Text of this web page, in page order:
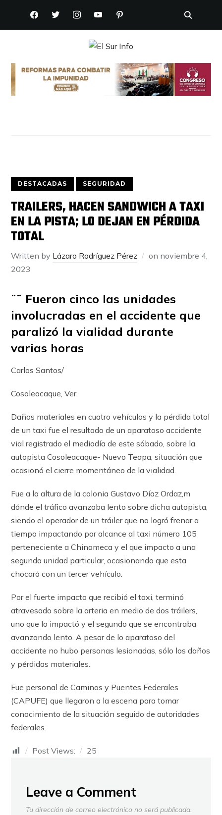
FACEBOOKTWITTERINSTAGRAMYOUTUBEPINTEREST
DESTACADAS SEGURIDAD
TRAILERS, HACEN SANDWICH A TAXI
EN LA PISTA; LO DEJAN EN PÉRDIDA
TOTAL
Written by Lázaro Rodríguez Pérez on noviembre 4,
2023
¨¨ Fueron cinco las unidades
involucradas en el accidente que
paralizó la vialidad durante
varias horas
Carlos Santos/
Cosoleacaque, Ver.
Daños materiales en cuatro vehículos y la pérdida total
de un taxi fue el resultado de un aparatoso accidente
vial registrado el mediodía de este sábado, sobre la
autopista Cosoleacaque- Nuevo Teapa, situación que
ocasionó el cierre momentáneo de la vialidad.
Fue a la altura de la colonia Gustavo Díaz Ordaz,m
dónde el tráfico avanzaba lento sobre dicha autopista,
siendo el operador de un tráiler que no logró frenar a
tiempo impactando por alcance al taxi número 105
perteneciente a Chinameca y el que impacto a una
segunda unidad particular, ocasionando que esta
chocará con un tercer vehículo.
Por el fuerte impacto que recibió el taxi, terminó
atravesado sobre la arteria en medio de dos tráilers,
uno que lo impactó y el segundo que se encontraba
avanzando lento. A pesar de lo aparatoso del
accidente no hubo personas lesionadas, sólo los daños
y pérdidas materiales.
Fue personal de Caminos y Puentes Federales
(CAPUFE) que llegaron a la escena para tomar
conocimiento de la situación seguido de autoridades
federales.
Post Views: 25
Leave a Comment
Tu dirección de correo electrónico no será publicada.